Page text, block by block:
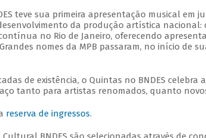
teve sua primeira apresentação musical em
da produção artística nacional:
no Rio de Janeiro, oferecendo
nomes da MPB passaram, no início de
de existência, o Quintas no BNDES celebra
tanto para artistas renomados, quanto
reserva de ingressos.